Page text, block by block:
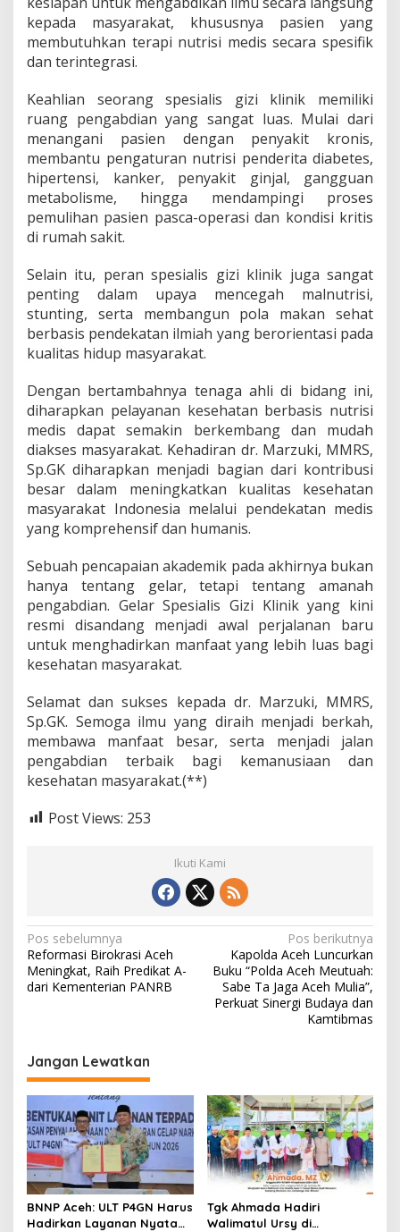
kepada masyarakat, khususnya pasien yang
membutuhkan terapi nutrisi medis secara spesifik
dan terintegrasi.
Keahlian seorang spesialis gizi klinik memiliki
ruang pengabdian yang sangat luas. Mulai dari
menangani pasien dengan penyakit kronis,
membantu pengaturan nutrisi penderita diabetes,
hipertensi, kanker, penyakit ginjal, gangguan
metabolisme, hingga mendampingi proses
pemulihan pasien pasca-operasi dan kondisi kritis
di rumah sakit.
Selain itu, peran spesialis gizi klinik juga sangat
penting dalam upaya mencegah malnutrisi,
stunting, serta membangun pola makan sehat
berbasis pendekatan ilmiah yang berorientasi pada
kualitas hidup masyarakat.
Dengan bertambahnya tenaga ahli di bidang ini,
diharapkan pelayanan kesehatan berbasis nutrisi
medis dapat semakin berkembang dan mudah
diakses masyarakat. Kehadiran dr. Marzuki, MMRS,
Sp.GK diharapkan menjadi bagian dari kontribusi
besar dalam meningkatkan kualitas kesehatan
masyarakat Indonesia melalui pendekatan medis
yang komprehensif dan humanis.
Sebuah pencapaian akademik pada akhirnya bukan
hanya tentang gelar, tetapi tentang amanah
pengabdian. Gelar Spesialis Gizi Klinik yang kini
resmi disandang menjadi awal perjalanan baru
untuk menghadirkan manfaat yang lebih luas bagi
kesehatan masyarakat.
Selamat dan sukses kepada dr. Marzuki, MMRS,
Sp.GK. Semoga ilmu yang diraih menjadi berkah,
membawa manfaat besar, serta menjadi jalan
pengabdian terbaik bagi kemanusiaan dan
kesehatan masyarakat.(**)
Post Views: 253
Ikuti Kami
N
a
v
a
s
i
p
o
s
Pos sebelumnya
‎Reformasi Birokrasi Aceh
Meningkat, Raih Predikat A-
dari Kementerian PANRB
Pos berikutnya
Kapolda Aceh Luncurkan
Buku “Polda Aceh Meutuah:
Sabe Ta Jaga Aceh Mulia”,
Perkuat Sinergi Budaya dan
Kamtibmas
Jangan Lewatkan
BNNP Aceh: ULT P4GN Harus
Hadirkan Layanan Nyata
Tgk Ahmada Hadiri
Walimatul Ursy di